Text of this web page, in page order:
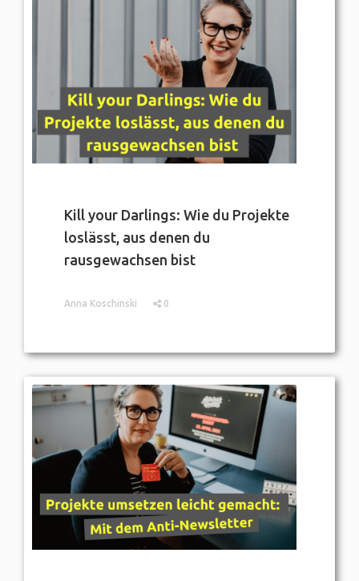
Kill your Darlings: Wie du Projekte
loslässt, aus denen du
rausgewachsen bist
Anna Koschinski 0